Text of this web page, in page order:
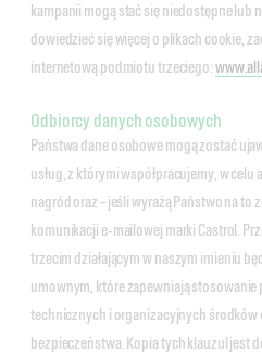
kampanii mogą stać się niedostępne lub
dowiedzieć się więcej o plikach cookie,
internetową podmiotu trzeciego:
Odbiorcy danych osobowych
Państwa dane osobowe mogą zostać
usług, z którymi współpracujemy, w
nagród oraz – jeśli wyrażą Państwo na to
komunikacji e‑mailowej marki Castrol.
trzecim działającym w naszym imieniu
umownym, które zapewniają
technicznych i organizacyjnych
bezpieczeństwa. Kopia tych klauzul jest